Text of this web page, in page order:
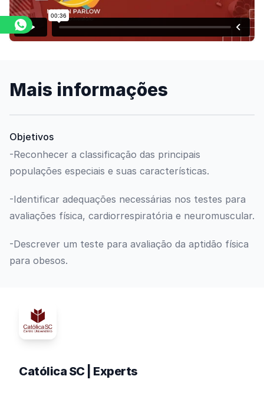
Mais informações
Objetivos
-Reconhecer a classificação das principais
populações especiais e suas características.
-Identificar adequações necessárias nos testes para
avaliações física, cardiorrespiratória e neuromuscular.
-Descrever um teste para avaliação da aptidão física
para obesos.
Católica SC | Experts